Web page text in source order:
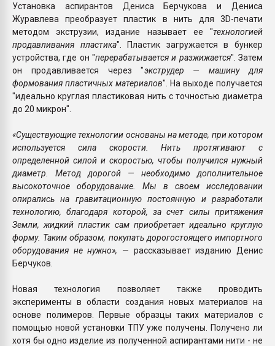
Установка аспирантов Дениса Берчукова и Дениса
Журавлева преобразует пластик в нить для 3D-печати
методом экструзии, издание называет ее "технологией
продавливания пластика". Пластик загружается в бункер
устройства, где он "перерабатывается и разжижается". Затем
он продавливается через "экструдер — машину для
формования пластичных материалов". На выходе получается
"идеально круглая пластиковая нить с точностью диаметра
до 20 микрон".
«Существующие технологии основаны на методе, при котором
используется сила скорости. Нить протягивают с
определенной силой и скоростью, чтобы получился нужный
диаметр. Метод дорогой — необходимо дополнительное
высокоточное оборудование. Мы в своем исследовании
опирались на гравитационную постоянную и разработали
технологию, благодаря которой, за счет силы притяжения
Земли, жидкий пластик сам приобретает идеально круглую
форму. Таким образом, покупать дорогостоящего импортного
оборудования не нужно», — рассказывает изданию Денис
Берчуков.
Новая технология позволяет также проводить
эксперименты в области создания новых материалов на
основе полимеров. Первые образцы таких материалов с
помощью новой установки ТПУ уже получены. Получено ли
хотя бы одно изделие из полученной аспирантами нити - не